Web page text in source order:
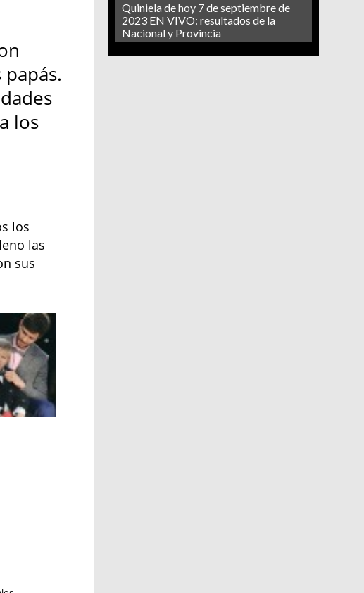
Quiniela de hoy 7 de septiembre de
2023 EN VIVO: resultados de la
Nacional y Provincia
los
los
las
sus